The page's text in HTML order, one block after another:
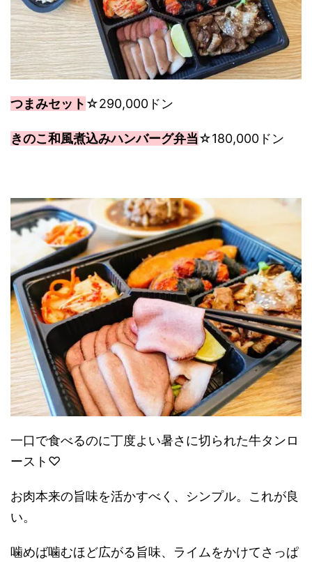
つまみセット ☆290,000ドン
きのこ和風煮込みハンバーグ弁当☆180,000ドン
一口で食べるのに丁度よい暑さに切られた牛タンロ
ースト♡
お肉本来の旨味を活かすべく、シンプル。これが良
い。
噛めば噛むほど広がる旨味、ライムをかけてさっぱ